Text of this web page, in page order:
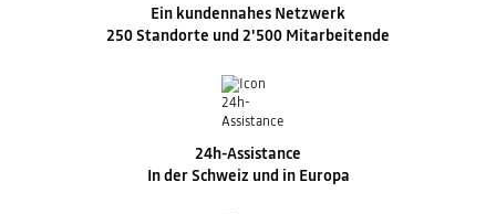
Ein kundennahes Netzwerk
250 Standorte und 2'500 Mitarbeitende
24h-Assistance
In der Schweiz und in Europa